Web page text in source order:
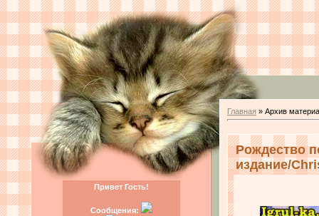
Привет Гость!
Сообщения:
Главная » Архив
Рождество
издание/